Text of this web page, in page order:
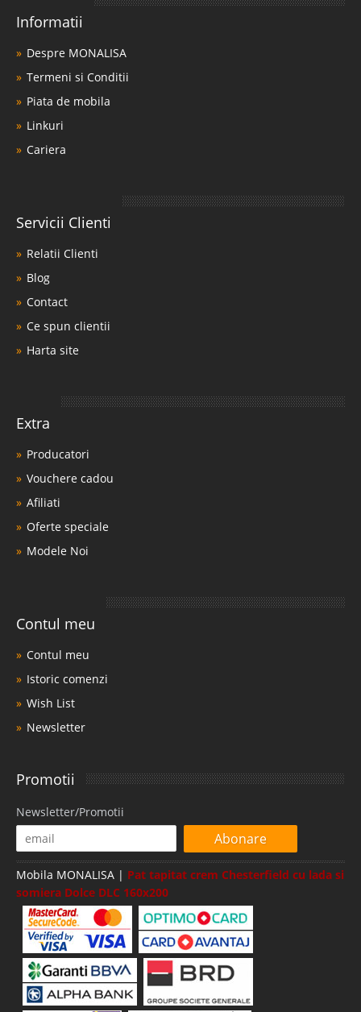
Informatii
Despre MONALISA
Termeni si Conditii
Piata de mobila
Linkuri
Cariera
Servicii Clienti
Relatii Clienti
Blog
Contact
Ce spun clientii
Harta site
Extra
Producatori
Vouchere cadou
Afiliati
Oferte speciale
Modele Noi
Contul meu
Contul meu
Istoric comenzi
Wish List
Newsletter
Promotii
Newsletter/Promotii
Abonare
Mobila MONALISA | Pat tapitat crem Chesterfield cu lada si
somiera Dolce DLC 160x200